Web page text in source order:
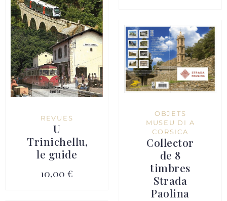
REVUES
U
Trinichellu,
le guide
10,00 €
OBJETS
MUSEU DI A
CORSICA
Collector
de 8
timbres
Strada
Paolina